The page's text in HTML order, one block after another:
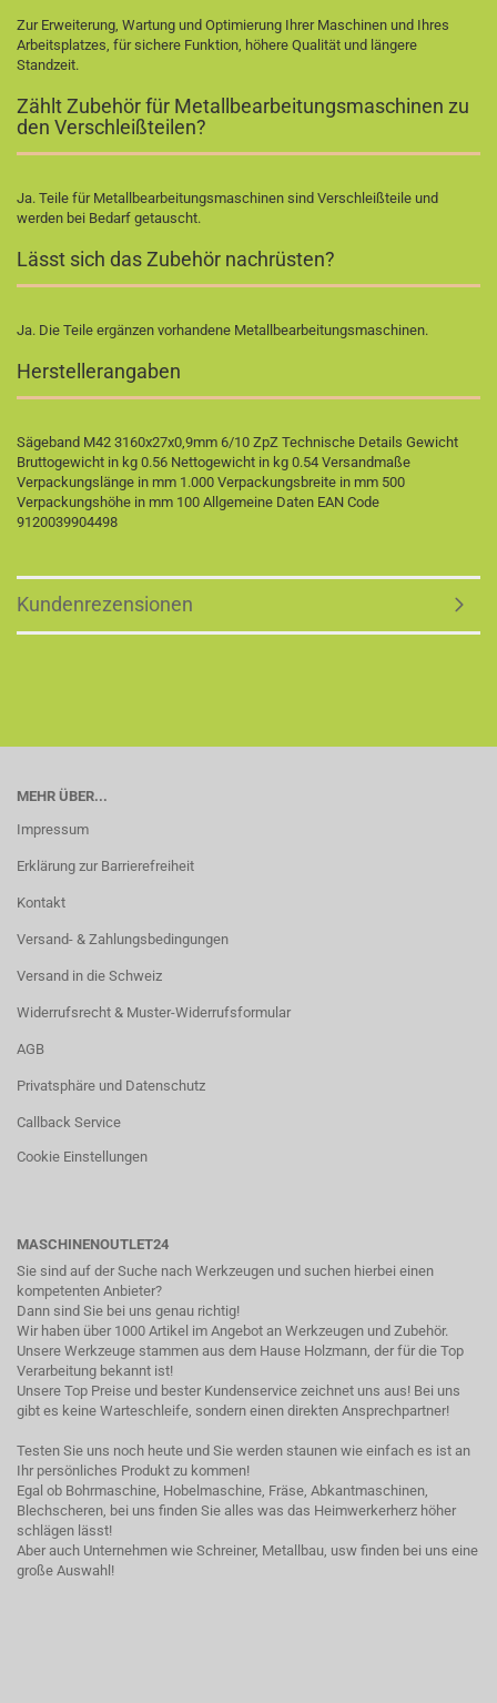
Zur Erweiterung, Wartung und Optimierung Ihrer Maschinen und Ihres
Arbeitsplatzes, für sichere Funktion, höhere Qualität und längere
Standzeit.
Zählt Zubehör für Metallbearbeitungsmaschinen zu
den Verschleißteilen?
Ja. Teile für Metallbearbeitungsmaschinen sind Verschleißteile und
werden bei Bedarf getauscht.
Lässt sich das Zubehör nachrüsten?
Ja. Die Teile ergänzen vorhandene Metallbearbeitungsmaschinen.
Herstellerangaben
Sägeband M42 3160x27x0,9mm 6/10 ZpZ Technische Details Gewicht
Bruttogewicht in kg 0.56 Nettogewicht in kg 0.54 Versandmaße
Verpackungslänge in mm 1.000 Verpackungsbreite in mm 500
Verpackungshöhe in mm 100 Allgemeine Daten EAN Code
9120039904498
Kundenrezensionen
MEHR ÜBER...
Impressum
Erklärung zur Barrierefreiheit
Kontakt
Versand- & Zahlungsbedingungen
Versand in die Schweiz
Widerrufsrecht & Muster-Widerrufsformular
AGB
Privatsphäre und Datenschutz
Callback Service
Cookie Einstellungen
MASCHINENOUTLET24
Sie sind auf der Suche nach Werkzeugen und suchen hierbei einen
kompetenten Anbieter?
Dann sind Sie bei uns genau richtig!
Wir haben über 1000 Artikel im Angebot an Werkzeugen und Zubehör.
Unsere Werkzeuge stammen aus dem Hause Holzmann, der für die Top
Verarbeitung bekannt ist!
Unsere Top Preise und bester Kundenservice zeichnet uns aus! Bei uns
gibt es keine Warteschleife, sondern einen direkten Ansprechpartner!
Testen Sie uns noch heute und Sie werden staunen wie einfach es ist an
Ihr persönliches Produkt zu kommen!
Egal ob Bohrmaschine, Hobelmaschine, Fräse, Abkantmaschinen,
Blechscheren, bei uns finden Sie alles was das Heimwerkerherz höher
schlägen lässt!
Aber auch Unternehmen wie Schreiner, Metallbau, usw finden bei uns eine
große Auswahl!